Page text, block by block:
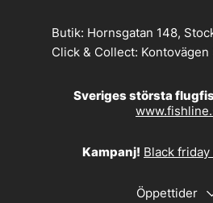
Butik: Hornsgatan 148,
Click & Collect:
Sveriges största
Kampanj! Black
Öppettider